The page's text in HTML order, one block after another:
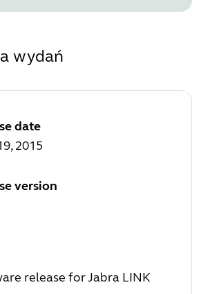
wydań
date
2015
version
release for Jabra LINK